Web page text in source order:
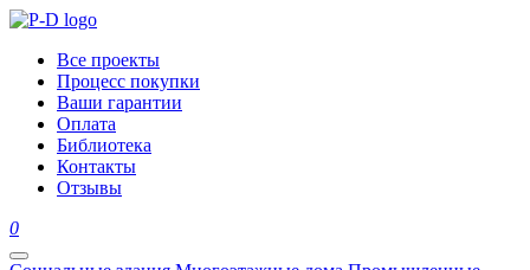
Все проекты
Процесс покупки
Ваши гарантии
Оплата
Библиотека
Контакты
Отзывы
0